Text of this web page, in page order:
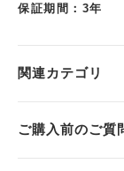
保証期間：3年
関連カテゴリ
ご購入前のご質